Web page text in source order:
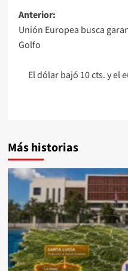
Anterior:
Unión Europea busca
Golfo
El dólar bajó 10 cts. y el
Más historias